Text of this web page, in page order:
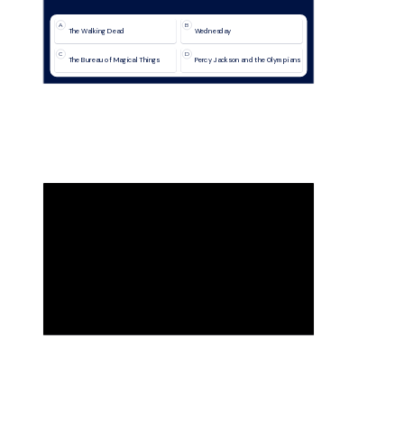
A
The Walking Dead
B
Wednesday
C
The Bureau of Magical Things
D
Percy Jackson and the Olympians